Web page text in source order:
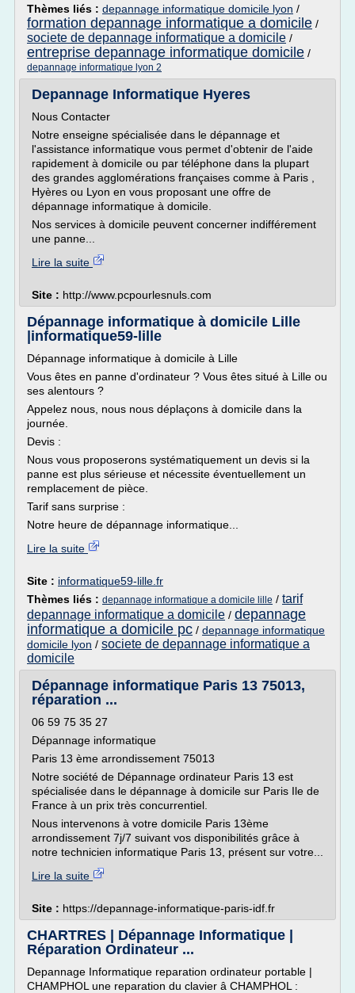
Thèmes liés : depannage informatique domicile lyon /
formation depannage informatique a domicile /
societe de depannage informatique a domicile /
entreprise depannage informatique domicile /
depannage informatique lyon 2
Depannage Informatique Hyeres
Nous Contacter
Notre enseigne spécialisée dans le dépannage et
l'assistance informatique vous permet d'obtenir de l'aide
rapidement à domicile ou par téléphone dans la plupart
des grandes agglomérations françaises comme à Paris ,
Hyères ou Lyon en vous proposant une offre de
dépannage informatique à domicile.
Nos services à domicile peuvent concerner indifférement
une panne...
Lire la suite
Site : http://www.pcpourlesnuls.com
Dépannage informatique à domicile Lille
|informatique59-lille
Dépannage informatique à domicile à Lille
Vous êtes en panne d'ordinateur ? Vous êtes situé à Lille ou
ses alentours ?
Appelez nous, nous nous déplaçons à domicile dans la
journée.
Devis :
Nous vous proposerons systématiquement un devis si la
panne est plus sérieuse et nécessite éventuellement un
remplacement de pièce.
Tarif sans surprise :
Notre heure de dépannage informatique...
Lire la suite
Site : informatique59-lille.fr
Thèmes liés : depannage informatique a domicile lille / tarif
depannage informatique a domicile / depannage
informatique a domicile pc / depannage informatique
domicile lyon / societe de depannage informatique a
domicile
Dépannage informatique Paris 13 75013,
réparation ...
06 59 75 35 27
Dépannage informatique
Paris 13 ème arrondissement 75013
Notre société de Dépannage ordinateur Paris 13 est
spécialisée dans le dépannage à domicile sur Paris Ile de
France à un prix très concurrentiel.
Nous intervenons à votre domicile Paris 13ème
arrondissement 7j/7 suivant vos disponibilités grâce à
notre technicien informatique Paris 13, présent sur votre...
Lire la suite
Site : https://depannage-informatique-paris-idf.fr
CHARTRES | Dépannage Informatique |
Réparation Ordinateur ...
Depannage Informatique reparation ordinateur portable |
CHAMPHOL une reparation du clavier â CHAMPHOL :